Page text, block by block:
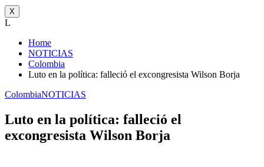
X
L
Home
NOTICIAS
Colombia
Luto en la política: falleció el excongresista Wilson Borja
ColombiaNOTICIAS
Luto en la política: falleció el
excongresista Wilson Borja